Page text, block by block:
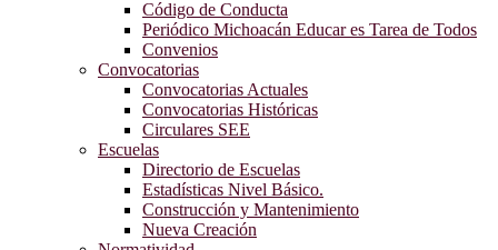
Código de Conducta
Periódico Michoacán Educar es Tarea de Todos
Convenios
Convocatorias
Convocatorias Actuales
Convocatorias Históricas
Circulares SEE
Escuelas
Directorio de Escuelas
Estadísticas Nivel Básico.
Construcción y Mantenimiento
Nueva Creación